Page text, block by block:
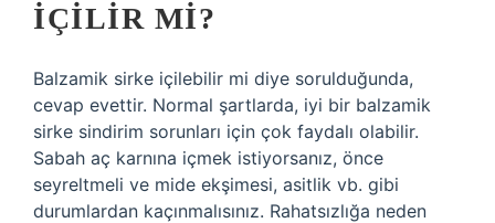
IÇILIR MI?
Balzamik sirke içilebilir mi diye sorulduğunda,
cevap evettir. Normal şartlarda, iyi bir balzamik
sirke sindirim sorunları için çok faydalı olabilir.
Sabah aç karnına içmek istiyorsanız, önce
seyreltmeli ve mide ekşimesi, asitlik vb. gibi
durumlardan kaçınmalısınız. Rahatsızlığa neden